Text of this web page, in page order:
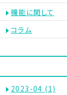
機能に関して
コラム
2023-04 (1)